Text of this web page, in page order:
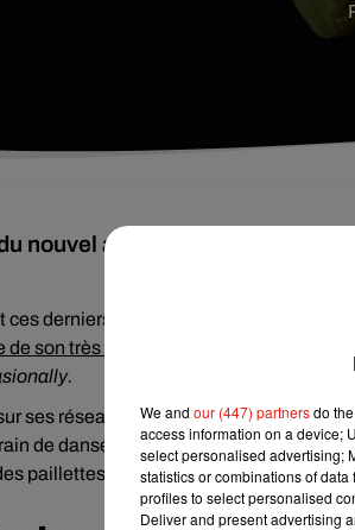
nouvel album d'Harry Styles
derniers jours du côté de Harry
de son très attendu quatrième album
.
ses réseaux sociaux, donne
de danser en plein air sous une lune
paillettes, du groove et l’envie
We and our (447) partnersdo
access information on a device;
select personalised advertising;
statistics or combinations of
profiles to select personalised
Deliver and present advertising